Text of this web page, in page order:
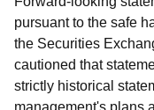
pursuant to the safe
the Securities
cautioned that
strictly historical
management's plans